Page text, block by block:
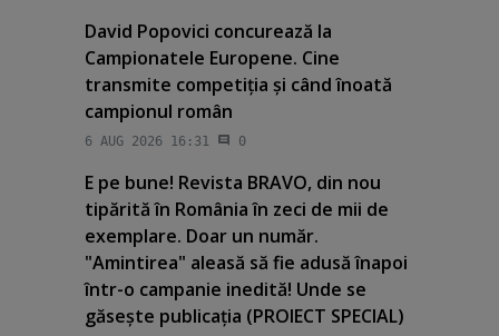
David Popovici concurează la
Campionatele Europene. Cine
transmite competiţia şi când înoată
campionul român
6 AUG 2026 16:31 0
E pe bune! Revista BRAVO, din nou
tipărită în România în zeci de mii de
exemplare. Doar un număr.
"Amintirea" aleasă să fie adusă înapoi
într-o campanie inedită! Unde se
găseşte publicaţia (PROIECT SPECIAL)